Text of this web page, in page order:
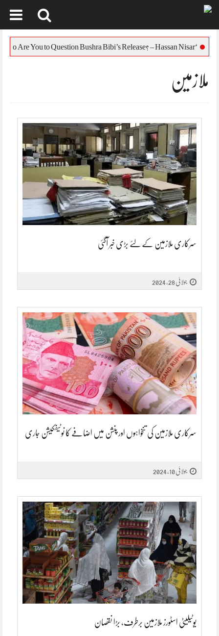
content
ملازمین
سرکاری ملازمین کے لئے بڑی خبر آگئی
جولائی 28, 2024
سرکاری ملازمین کی تنخواہوں اور پنشن میں اضافے کا نوٹیفکیشن جاری
جولائی 10, 2024
یوٹیلیٹی اسٹورز ملازمین برطرف، بڑا نقصان